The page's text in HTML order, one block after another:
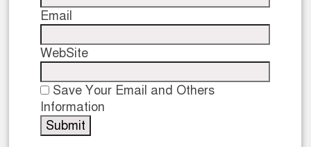
Email
WebSite
Save Your Email and Others
Information